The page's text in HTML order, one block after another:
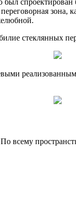
стеклянных
всему